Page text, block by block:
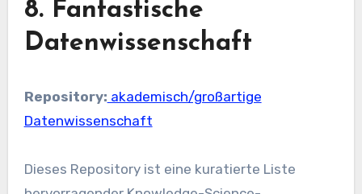
8. Fantastische
Datenwissenschaft
Repository: akademisch/großartige
Datenwissenschaft
Dieses Repository ist eine kuratierte Liste